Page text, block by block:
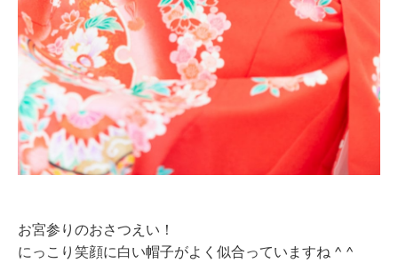
お宮参りのおさつえい！
にっこり笑顔に白い帽子がよく似合っていますね ^ ^